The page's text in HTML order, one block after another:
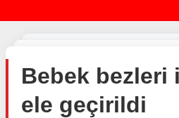
Bebek bezleri
ele geçirildi